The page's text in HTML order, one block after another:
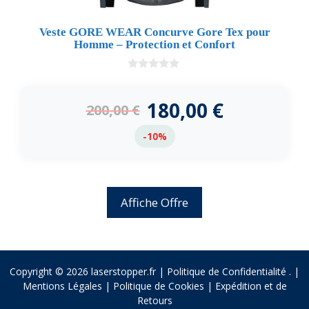
Veste GORE WEAR Concurve Gore Tex pour
Homme – Protection et Confort
5
200,00€ 180,00 €
-10%
Affiche Offre
Copyright © 2026 laserstopper.fr | Politique de Confidentialité . |
Mentions Légales | Politique de Cookies | Expédition et de
Retours